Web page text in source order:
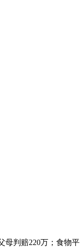
母判赔220万；食物平